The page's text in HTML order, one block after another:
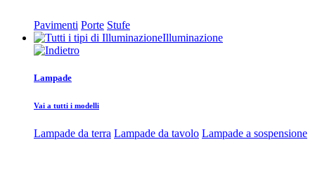
Pavimenti Porte Stufe
Illuminazione
Lampade
Vai a tutti i modelli
Lampade da terra Lampade da tavolo Lampade a sospensione